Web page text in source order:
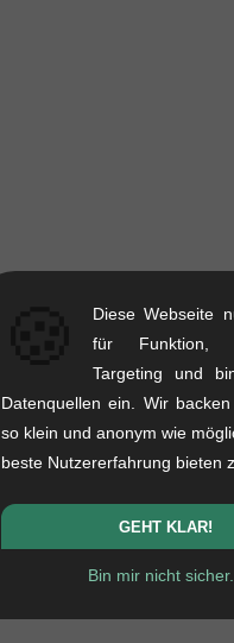
Diese Webseite
für Funktion,
Targeting und
Datenquellen ein. Wir
so klein und anonym wie
beste Nutzererfahrung bieten
GEHT KLAR!
Bin mir nicht sicher...